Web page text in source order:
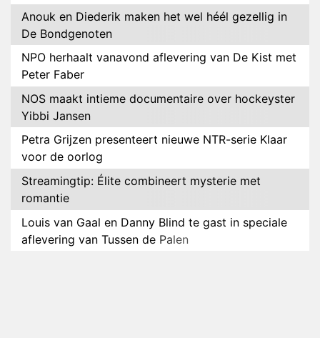
Anouk en Diederik maken het wel héél gezellig in
De Bondgenoten
NPO herhaalt vanavond aflevering van De Kist met
Peter Faber
NOS maakt intieme documentaire over hockeyster
Yibbi Jansen
Petra Grijzen presenteert nieuwe NTR-serie Klaar
voor de oorlog
Streamingtip: Élite combineert mysterie met
romantie
Louis van Gaal en Danny Blind te gast in speciale
aflevering van Tussen de Palen